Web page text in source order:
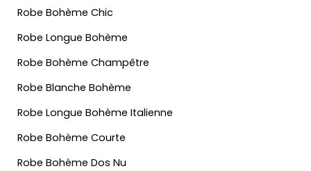
Robe Bohème Chic
Robe Longue Bohème
Robe Bohème Champêtre
Robe Blanche Bohème
Robe Longue Bohème Italienne
Robe Bohème Courte
Robe Bohème Dos Nu